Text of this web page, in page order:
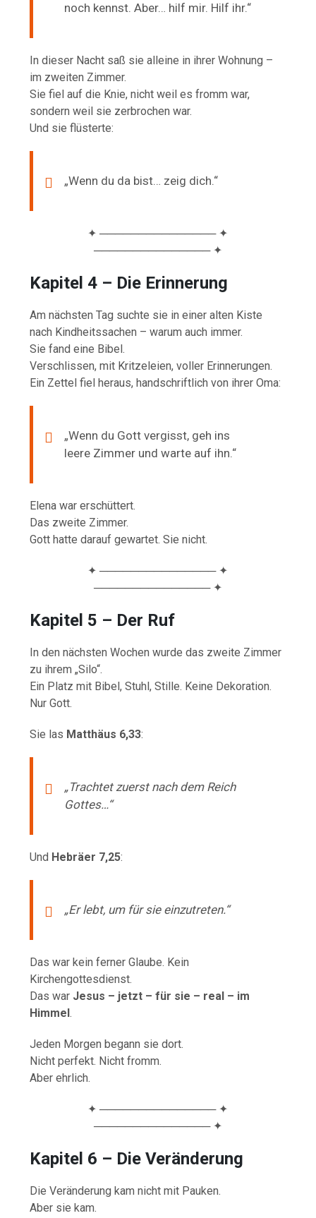
noch kennst. Aber… hilf mir. Hilf ihr.“
In dieser Nacht saß sie alleine in ihrer Wohnung –
im zweiten Zimmer.
Sie fiel auf die Knie, nicht weil es fromm war,
sondern weil sie zerbrochen war.
Und sie flüsterte:
„Wenn du da bist… zeig dich.“
✦ ─────────────── ✦
─────────────── ✦
Kapitel 4 – Die Erinnerung
Am nächsten Tag suchte sie in einer alten Kiste
nach Kindheitssachen – warum auch immer.
Sie fand eine Bibel.
Verschlissen, mit Kritzeleien, voller Erinnerungen.
Ein Zettel fiel heraus, handschriftlich von ihrer Oma:
„Wenn du Gott vergisst, geh ins
leere Zimmer und warte auf ihn.“
Elena war erschüttert.
Das zweite Zimmer.
Gott hatte darauf gewartet. Sie nicht.
✦ ─────────────── ✦
─────────────── ✦
Kapitel 5 – Der Ruf
In den nächsten Wochen wurde das zweite Zimmer
zu ihrem „Silo“.
Ein Platz mit Bibel, Stuhl, Stille. Keine Dekoration.
Nur Gott.
Sie las Matthäus 6,33:
„Trachtet zuerst nach dem Reich
Gottes…“
Und Hebräer 7,25:
„Er lebt, um für sie einzutreten.“
Das war kein ferner Glaube. Kein
Kirchengottesdienst.
Das war Jesus – jetzt – für sie – real – im
Himmel.
Jeden Morgen begann sie dort.
Nicht perfekt. Nicht fromm.
Aber ehrlich.
✦ ─────────────── ✦
─────────────── ✦
Kapitel 6 – Die Veränderung
Die Veränderung kam nicht mit Pauken.
Aber sie kam.